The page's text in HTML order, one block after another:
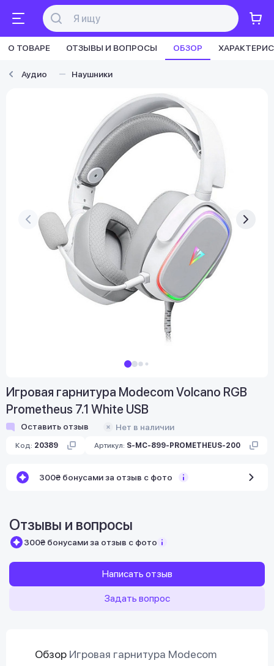
О ТОВАРЕ ОТЗЫВЫ И ВОПРОСЫ ОБЗОР
Аудио Наушники
Игровая гарнитура Modecom Volcano RGB
Prometheus 7.1 White USB
Оставить отзыв Нет в наличии
Код: 20389 Артикул: S-MC-899-PROMETHEUS-200
300₴ бонусами за отзыв с фото
Отзывы и вопросы
300₴ бонусами за отзыв с фото
Написать отзыв
Задать вопрос
Обзор Игровая гарнитура Modecom